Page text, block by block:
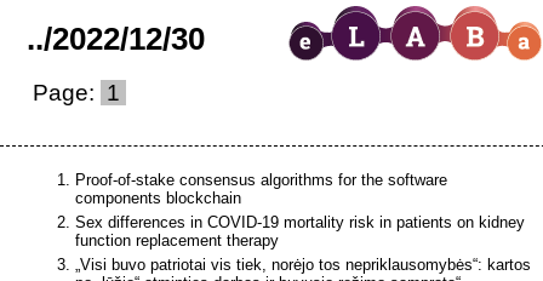
../2022/12/30
Page: 1
Proof-of-stake consensus algorithms for the software
components blockchain
Sex differences in COVID-19 mortality risk in patients on kidney
function replacement therapy
„Visi buvo patriotai vis tiek, norėjo tos nepriklausomybės“: kartos